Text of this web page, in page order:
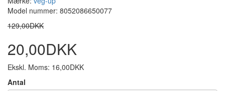
Model nummer: 8052086650077
129,00DKK
20,00DKK
Ekskl. Moms: 16,00DKK
Antal